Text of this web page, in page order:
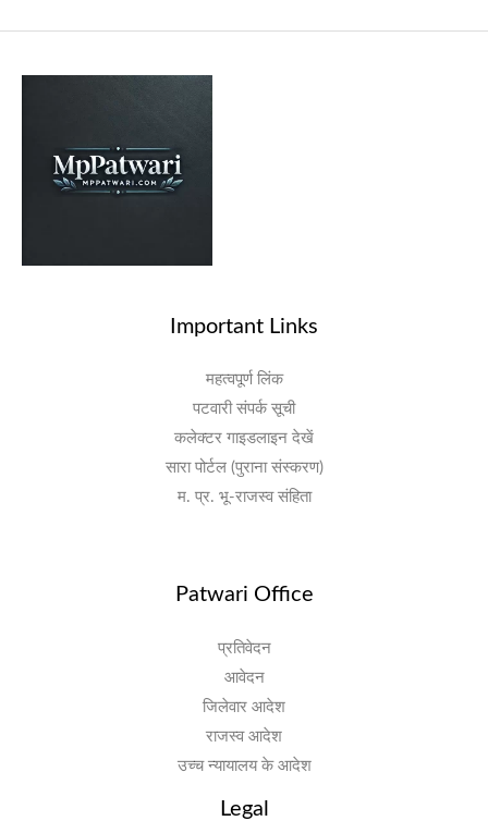
Important Links
महत्वपूर्ण लिंक
पटवारी संपर्क सूची
कलेक्टर गाइडलाइन देखें
सारा पोर्टल (पुराना संस्करण)
म. प्र. भू-राजस्व संहिता
Patwari Office
प्रतिवेदन
आवेदन
जिलेवार आदेश
राजस्व आदेश
उच्च न्यायालय के आदेश
Legal